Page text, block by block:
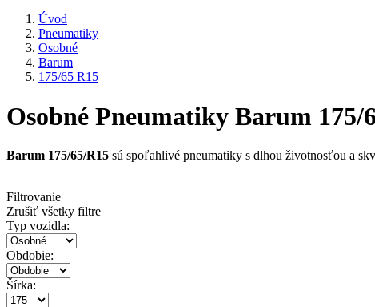
Úvod
Pneumatiky
Osobné
Barum
175/65 R15
Osobné Pneumatiky Barum 175/
Barum 175/65/R15 sú spoľahlivé pneumatiky s dlhou životnosťou a
Filtrovanie
Zrušiť všetky filtre
Typ vozidla:
Obdobie:
Šírka: